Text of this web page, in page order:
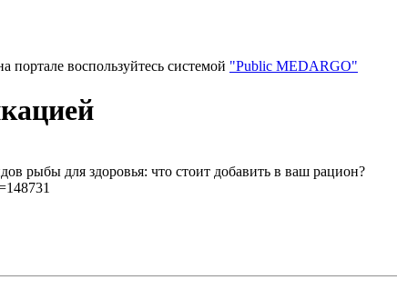
воспользуйтесь системой "Public MEDARGO"
рыбы для здоровья: что стоит добавить в ваш рацион?